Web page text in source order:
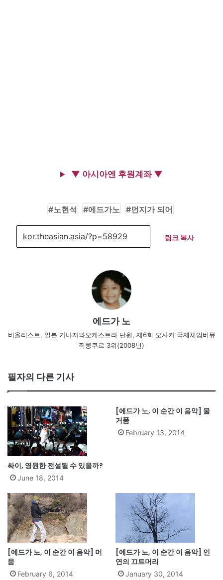
▼ 아시아엔 후원계좌 ▼
노현석 에드가노 먼지가 되어
링크 복사
에드가 노
비올리스트, 일본 가나자와오케스트라 단원, 제6회 오사카 국제체임버뮤
직콩쿠르 3위(2008년)
필자의 다른 기사
싸이, 영원한 전설될 수 있을까?
June 18, 2014
[에드가 노, 이 순간 이 음악] 물
거품
February 13, 2014
[에드가 노, 이 순간 이 음악] 머
뭄
February 6, 2014
[에드가 노, 이 순간 이 음악] 인
연의 끄트머리
January 30, 2014